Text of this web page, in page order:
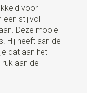
voor
een stijlvol
Deze mooie
Hij heeft aan de
dat aan het
aan de